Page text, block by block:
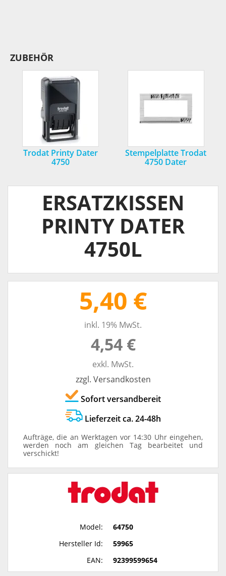
ZUBEHÖR
Trodat Printy Dater
4750
Stempelplatte Trodat
4750 Dater
ERSATZKISSEN
PRINTY DATER
4750L
5,40 €
inkl. 19% MwSt.
4,54 €
exkl. MwSt.
zzgl. Versandkosten
Sofort versandbereit
Lieferzeit ca. 24-48h
Aufträge, die an Werktagen vor 14:30 Uhr eingehen,
werden noch am gleichen Tag bearbeitet und
verschickt!
Model:
64750
Hersteller Id:
59965
EAN:
92399599654